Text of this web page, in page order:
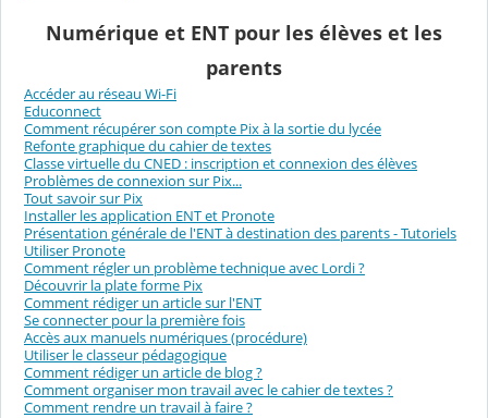
Numérique et ENT pour les élèves et les
parents
Accéder au réseau Wi-Fi
Educonnect
Comment récupérer son compte Pix à la sortie du lycée
Refonte graphique du cahier de textes
Classe virtuelle du CNED : inscription et connexion des élèves
Problèmes de connexion sur Pix...
Tout savoir sur Pix
Installer les application ENT et Pronote
Présentation générale de l'ENT à destination des parents - Tutoriels
Utiliser Pronote
Comment régler un problème technique avec Lordi ?
Découvrir la plate forme Pix
Comment rédiger un article sur l'ENT
Se connecter pour la première fois
Accès aux manuels numériques (procédure)
Utiliser le classeur pédagogique
Comment rédiger un article de blog ?
Comment organiser mon travail avec le cahier de textes ?
Comment rendre un travail à faire ?